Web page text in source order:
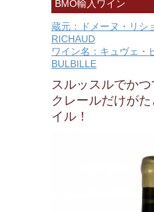
BMO輸入ワイン
蔵元：ドメーヌ・リシ
RICHAUD
ワイン名：キュヴェ
BULBILLE
スルッスルでかつ
クレールだけが
イル！